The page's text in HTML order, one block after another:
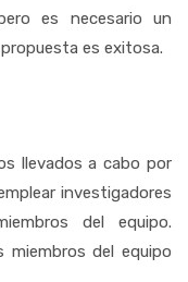
es necesario un
es exitosa.
llevados a cabo por
investigadores
del equipo.
miembros del equipo